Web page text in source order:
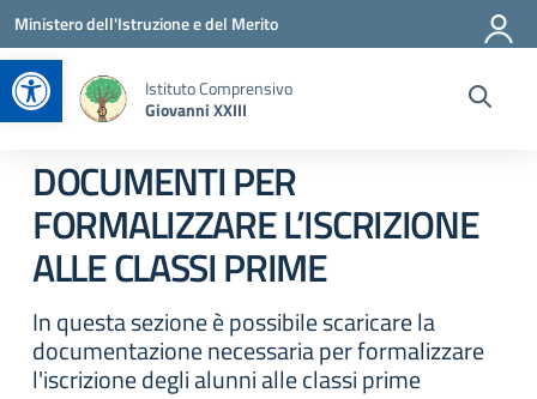
Apri la barra degli strumenti
Vai ai contenuti
Vai al menu di navigazione
Vai al footer
Ministero dell'Istruzione e del Merito
Istituto Comprensivo
Giovanni XXIII
DOCUMENTI PER
FORMALIZZARE L’ISCRIZIONE
ALLE CLASSI PRIME
In questa sezione è possibile scaricare la
documentazione necessaria per formalizzare
l'iscrizione degli alunni alle classi prime